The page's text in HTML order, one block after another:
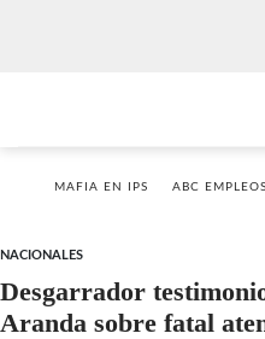
MAFIA EN IPS ABC EMPLEOS
NACIONALES
Desgarrador
Aranda sobre fatal